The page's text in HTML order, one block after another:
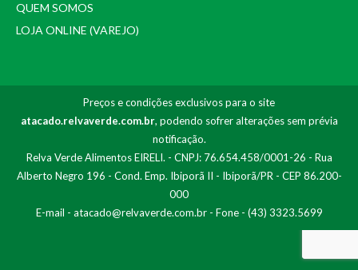
QUEM SOMOS
LOJA ONLINE (VAREJO)
Preços e condições exclusivos para o site
atacado.relvaverde.com.br, podendo sofrer alterações sem prévia
notificação.
Relva Verde Alimentos EIRELI. - CNPJ: 76.654.458/0001-26 - Rua
Alberto Negro 196 - Cond. Emp. Ibiporã II - Ibiporã/PR - CEP 86.200-
000
E-mail - atacado@relvaverde.com.br- Fone - (43) 3323.5699